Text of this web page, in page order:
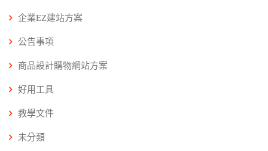
企業EZ建站方案
公告事項
商品設計購物網站方案
好用工具
教學文件
未分類